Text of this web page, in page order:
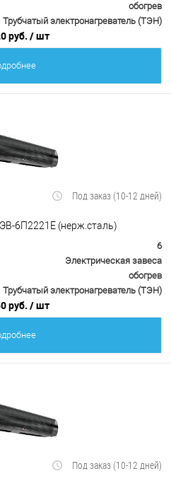
обогрев
Трубчатый электронагреватель (ТЭН)
руб. / шт
Под заказ (10-12 дней)
6П2221Е (нерж.сталь)
6
Электрическая завеса
обогрев
Трубчатый электронагреватель (ТЭН)
руб. / шт
Под заказ (10-12 дней)